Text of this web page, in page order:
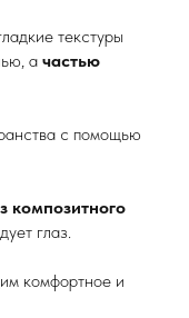
текстуры
а частью
с помощью
композитного
глаз.
комфортное и